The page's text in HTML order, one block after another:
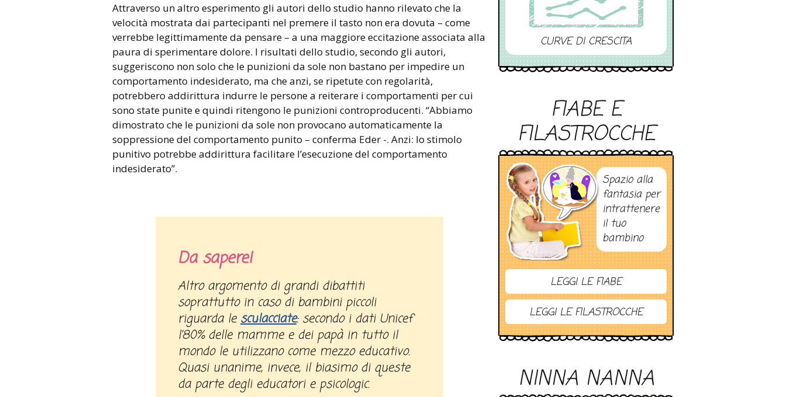
Attraverso un altro esperimento gli autori dello studio hanno rilevato che la
velocità mostrata dai partecipanti nel premere il tasto non era dovuta – come
verrebbe legittimamente da pensare – a una maggiore eccitazione associata alla
paura di sperimentare dolore. I risultati dello studio, secondo gli autori,
suggeriscono non solo che le punizioni da sole non bastano per impedire un
comportamento indesiderato, ma che anzi, se ripetute con regolarità,
potrebbero addirittura indurre le persone a reiterare i comportamenti per cui
sono state punite e quindi ritengono le punizioni controproducenti. “Abbiamo
dimostrato che le punizioni da sole non provocano automaticamente la
soppressione del comportamento punito – conferma Eder -. Anzi: lo stimolo
punitivo potrebbe addirittura facilitare l’esecuzione del comportamento
indesiderato”.
Da sapere!
Altro argomento di grandi dibattiti
soprattutto in caso di bambini piccoli
riguarda lesculacciate: secondo i dati Unicef
l’80% delle mamme e dei papà in tutto il
mondo le utilizzano come mezzo educativo.
Quasi unanime, invece, il biasimo di queste
da parte degli educatori e psicologic.
CURVE DI CRESCITA
FIABE E
FILASTROCCHE
Spazio alla
fantasia per
intrattenere
il tuo
bambino
LEGGI LE FIABE
LEGGI LE FILASTROCCHE
NINNA NANNA